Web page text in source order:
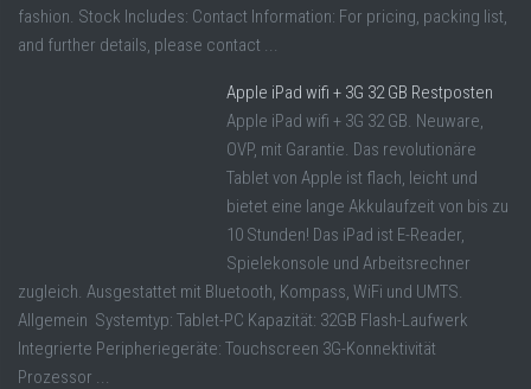
fashion. Stock Includes: Contact Information: For pricing, packing list,
and further details, please contact ...
Apple iPad wifi + 3G 32 GB Restposten
Apple iPad wifi + 3G 32 GB. Neuware,
OVP, mit Garantie. Das revolutionäre
Tablet von Apple ist flach, leicht und
bietet eine lange Akkulaufzeit von bis zu
10 Stunden! Das iPad ist E-Reader,
Spielekonsole und Arbeitsrechner
zugleich. Ausgestattet mit Bluetooth, Kompass, WiFi und UMTS.
Allgemein Systemtyp: Tablet-PC Kapazität: 32GB Flash-Laufwerk
Integrierte Peripheriegeräte: Touchscreen 3G-Konnektivität
Prozessor ...